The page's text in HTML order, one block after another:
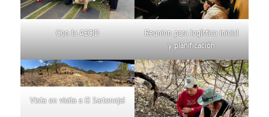
Con la AECID
Reunion para logística inicial
y planificación
Vista en visita a El Sartenejal